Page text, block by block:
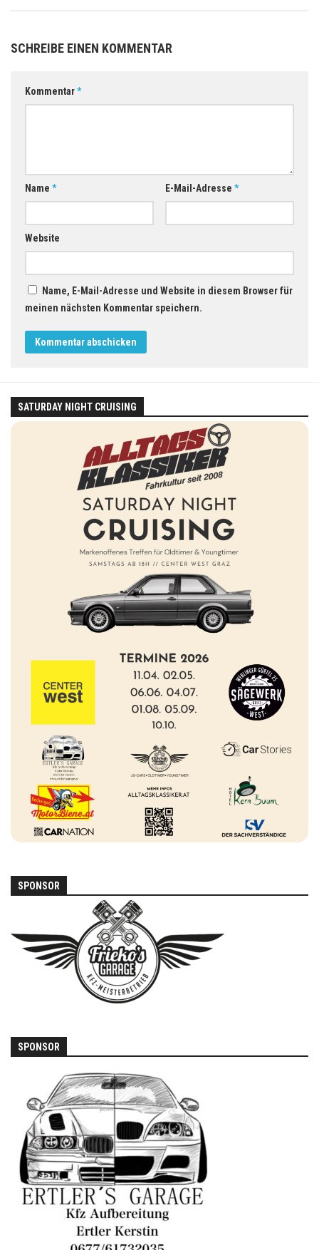
SCHREIBE EINEN KOMMENTAR
Kommentar*
Name * E-Mail-Adresse *
Website
Name, E-Mail-Adresse und Website in diesem Browser für
meinen nächsten Kommentar speichern.
SATURDAY NIGHT CRUISING
SPONSOR
SPONSOR